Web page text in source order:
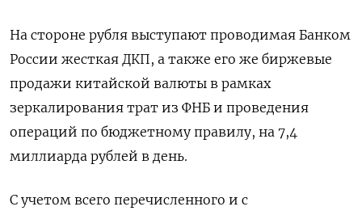
На стороне рубля выступают проводимая Банком
России жесткая ДКП, а также его же биржевые
продажи китайской валюты в рамках
зеркалирования трат из ФНБ и проведения
операций по бюджетному правилу, на 7,4
миллиарда рублей в день.
С учетом всего перечисленного и с